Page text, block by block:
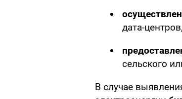
дата-
сельского
В случае